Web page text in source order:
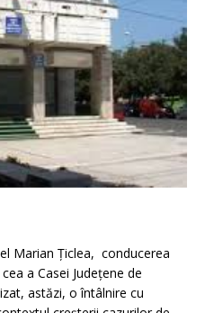
Marian Țiclea, conducerea
a Casei Județene de
astăzi, o întâlnire cu